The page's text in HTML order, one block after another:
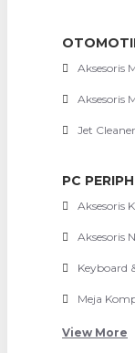
Aksesoris
Aksesoris
Jet Cleaner
PC
Aksesoris
Aksesoris
Keyboard
Meja
View More